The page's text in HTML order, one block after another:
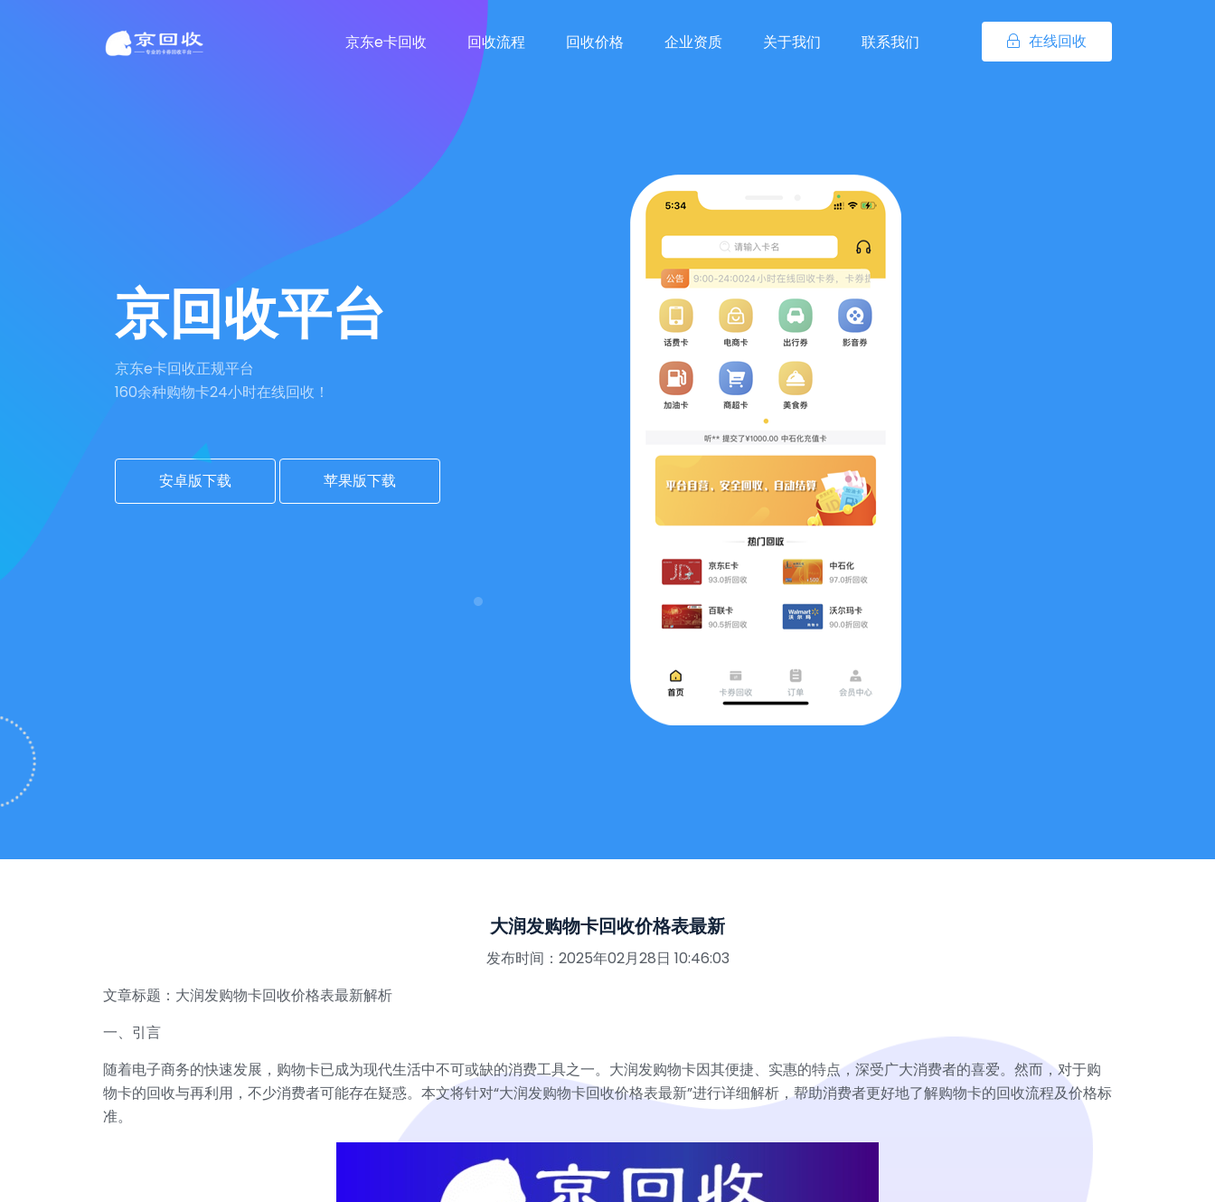
在线回收
京东e卡回收 回收流程 回收价格 企业资质 关于我们 联系我们
京回收平台
京东e卡回收正规平台
160余种购物卡24小时在线回收！
安卓版下载 苹果版下载
大润发购物卡回收价格表最新
发布时间：2025年02月28日 10:46:03
文章标题：大润发购物卡回收价格表最新解析
一、引言
随着电子商务的快速发展，购物卡已成为现代生活中不可或缺的消费工具之一。大润发购物卡因其便捷、实惠的特点，深受广大消费者的喜爱。然而，对于购
物卡的回收与再利用，不少消费者可能存在疑惑。本文将针对“大润发购物卡回收价格表最新”进行详细解析，帮助消费者更好地了解购物卡的回收流程及价格标
准。